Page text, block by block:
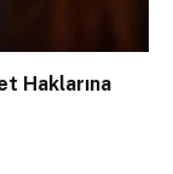
Haklarına